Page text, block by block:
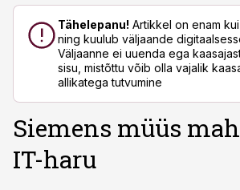
Tähelepanu! Artikkel on enam
ning kuulub väljaande
Väljaanne ei uuenda ega
sisu, mistõttu võib olla vajalik
allikatega tutvumine
Siemens müüs
IT-haru